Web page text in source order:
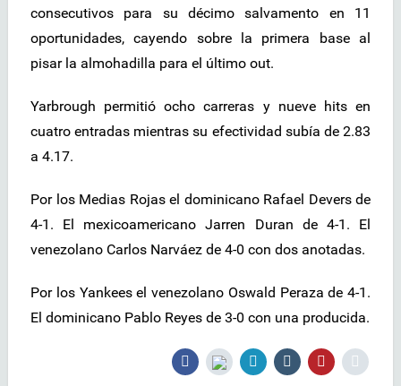
consecutivos para su décimo salvamento en 11
oportunidades, cayendo sobre la primera base al
pisar la almohadilla para el último out.
Yarbrough permitió ocho carreras y nueve hits en
cuatro entradas mientras su efectividad subía de 2.83
a 4.17.
Por los Medias Rojas el dominicano Rafael Devers de
4-1. El mexicoamericano Jarren Duran de 4-1. El
venezolano Carlos Narváez de 4-0 con dos anotadas.
Por los Yankees el venezolano Oswald Peraza de 4-1.
El dominicano Pablo Reyes de 3-0 con una producida.